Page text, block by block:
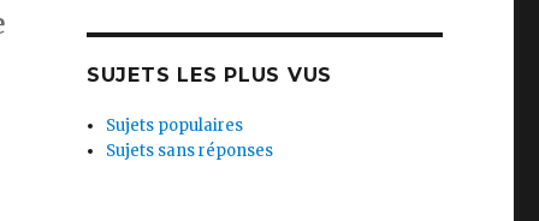
SUJETS LES PLUS VUS
Sujets populaires
Sujets sans réponses